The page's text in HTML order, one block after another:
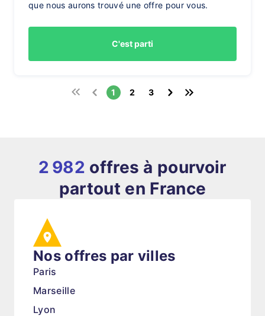
que nous aurons trouvé une offre pour vous.
C'est parti
1 2 3
2 982 offres à pourvoir
partout en France
Nos offres par villes
Paris
Marseille
Lyon